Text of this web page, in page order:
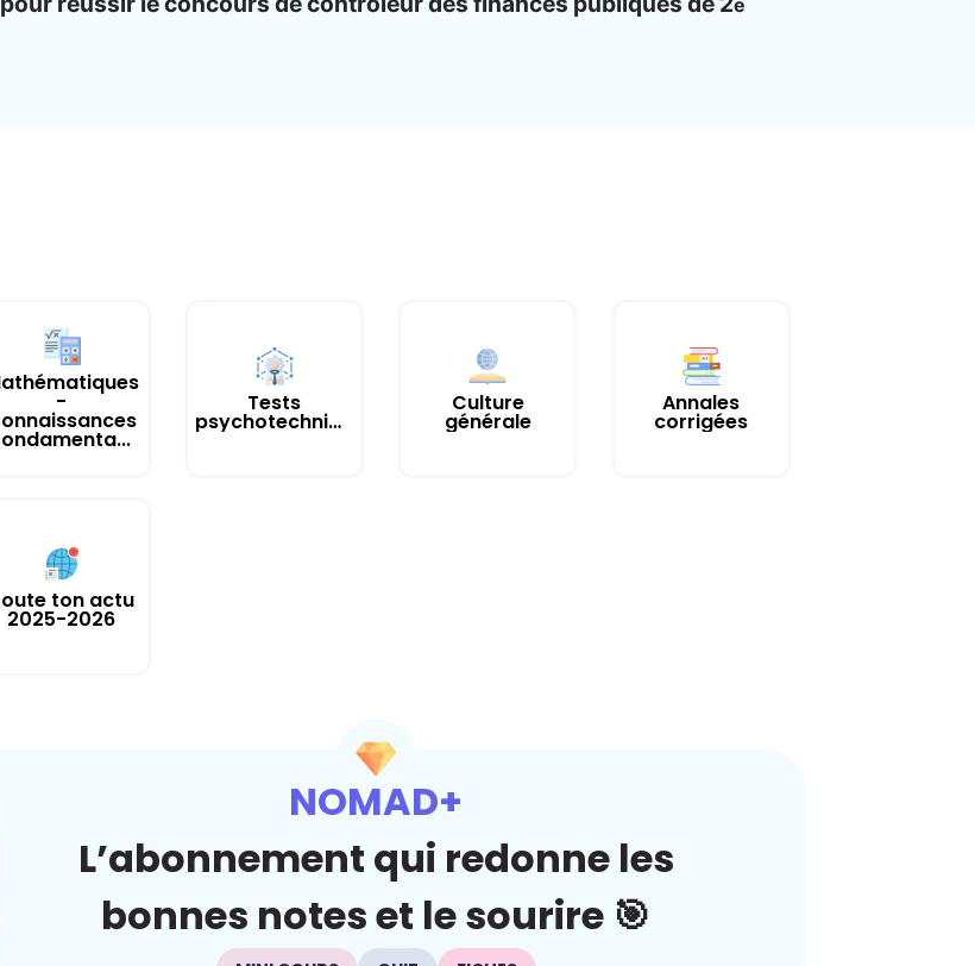
e
- Tests
psychotechniques
Culture
générale
Annales
corrigées
ton actu
2025-2026
NOMAD+
L’abonnement qui redonne les
bonnes notes et le sourire 🎯